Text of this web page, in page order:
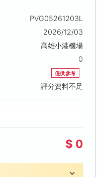
PVG05261203L
2026/12/03
高雄小港機場
0
僅供參考
評分資料不足
$ 0